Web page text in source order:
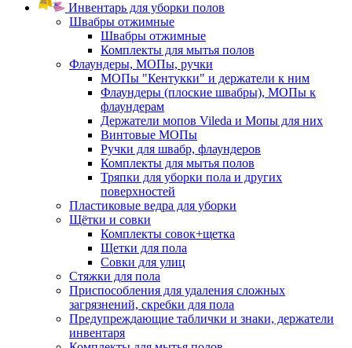
Инвентарь для уборки полов
Швабры отжимные
Швабры отжимные
Комплекты для мытья полов
Флаундеры, МОПы, ручки
МОПы "Кентукки" и держатели к ним
Флаундеры (плоские швабры), МОПы к
флаундерам
Держатели мопов Vileda и Мопы для них
Винтовые МОПы
Ручки для швабр, флаундеров
Комплекты для мытья полов
Тряпки для уборки пола и других
поверхностей
Пластиковые ведра для уборки
Щётки и совки
Комплекты совок+щетка
Щетки для пола
Совки для улиц
Стяжки для пола
Приспособления для удаления сложных
загрязнений, скребки для пола
Предупреждающие таблички и знаки, держатели
инвентаря